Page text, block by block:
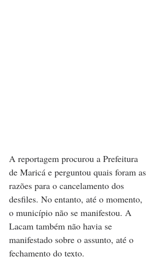
A reportagem procurou a Prefeitura
de Maricá e perguntou quais foram as
razões para o cancelamento dos
desfiles. No entanto, até o momento,
o município não se manifestou. A
Lacam também não havia se
manifestado sobre o assunto, até o
fechamento do texto.